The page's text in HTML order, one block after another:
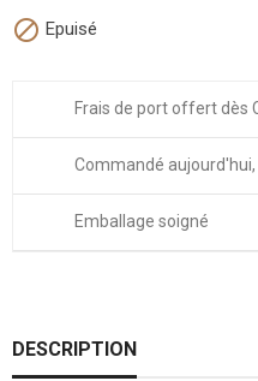
 Epuisé
Frais de port offert dès
Commandé
Emballage soigné
DESCRIPTION